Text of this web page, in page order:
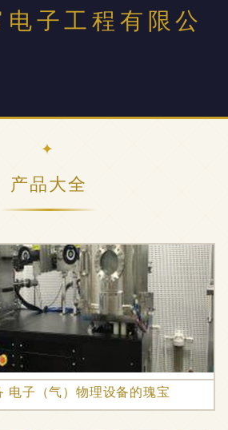
子工程有限公
产品大全
电子（气）物理设备的瑰宝